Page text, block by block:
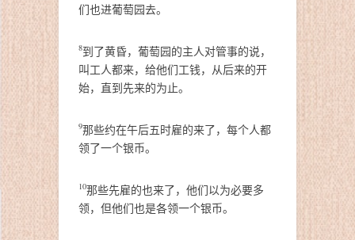
们也进葡萄园去。
8到了黄昏，葡萄园的主人对管事的说，
叫工人都来，给他们工钱，从后来的开
始，直到先来的为止。
9那些约在午后五时雇的来了，每个人都
领了一个银币。
10那些先雇的也来了，他们以为必要多
领，但他们也是各领一个银币。